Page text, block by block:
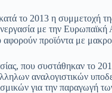
κατά το 2013 η
με την
προϊόντα με
που συστάθηκαν το
αναλογιστικών
για την παραγωγή